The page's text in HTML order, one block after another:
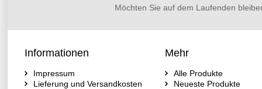
Möchten Sie auf dem Laufenden
Informationen
Impressum
Lieferung und Versandkosten
Mehr
Alle Produkte
Neueste Produkte